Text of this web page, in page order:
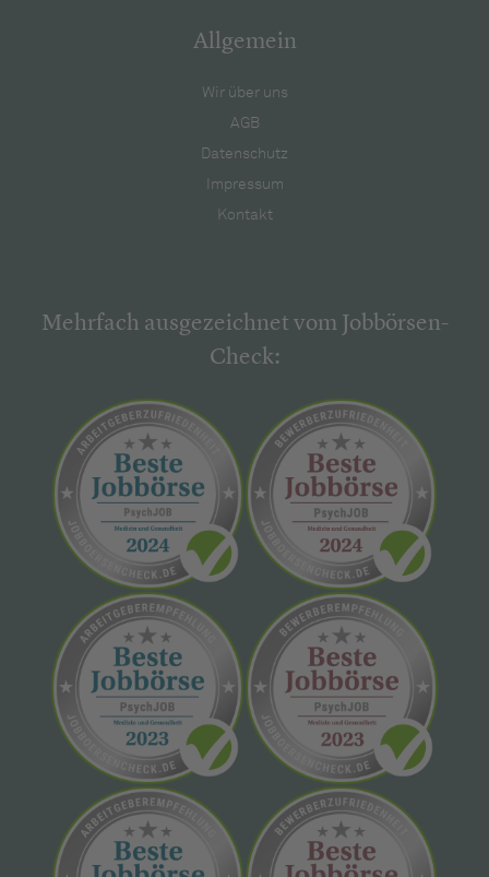
Allgemein
Wir über uns
AGB
Datenschutz
Impressum
Kontakt
Mehrfach ausgezeichnet vom Jobbörsen-
Check: